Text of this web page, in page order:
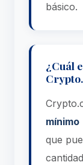
básico.
¿Cuál
mínimo
que